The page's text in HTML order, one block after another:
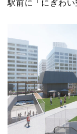
駅前に「にぎわい